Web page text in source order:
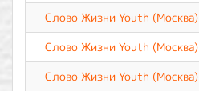
Слово Жизни Youth (Москва)
Слово Жизни Youth (Москва)
Слово Жизни Youth (Москва)